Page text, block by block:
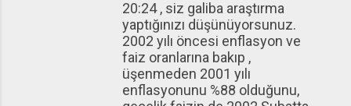
20:24 , siz galiba araştırma
yaptığınızı düşünüyorsunuz.
2002 yılı öncesi enflasyon ve
faiz oranlarına bakıp ,
üşenmeden 2001 yılı
enflasyonunu %88 olduğunu,